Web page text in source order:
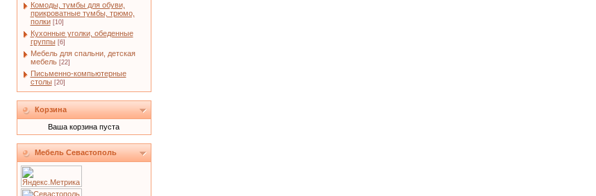
Комоды, тумбы для обуви,
прикроватные тумбы, трюмо,
полки [10]
Кухонные уголки, обеденные
группы [6]
Мебель для спальни, детская
мебель [22]
Письменно-компьютерные
столы [20]
Корзина
Ваша корзина пуста
Мебель Севастополь